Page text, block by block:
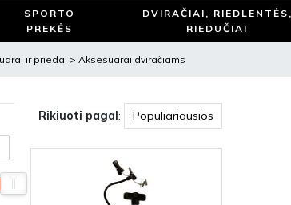
SPORTO
PREKĖS
DVIRAČIAI, RIEDLENTĖS,
RIEDUČIAI
ir priedai > Aksesuarai dviračiams
Rikiuoti pagal: